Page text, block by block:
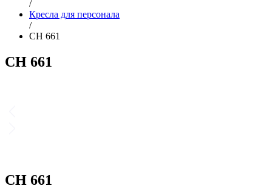
/
Кресла для персонала
/
CH 661
CH 661
CH 661